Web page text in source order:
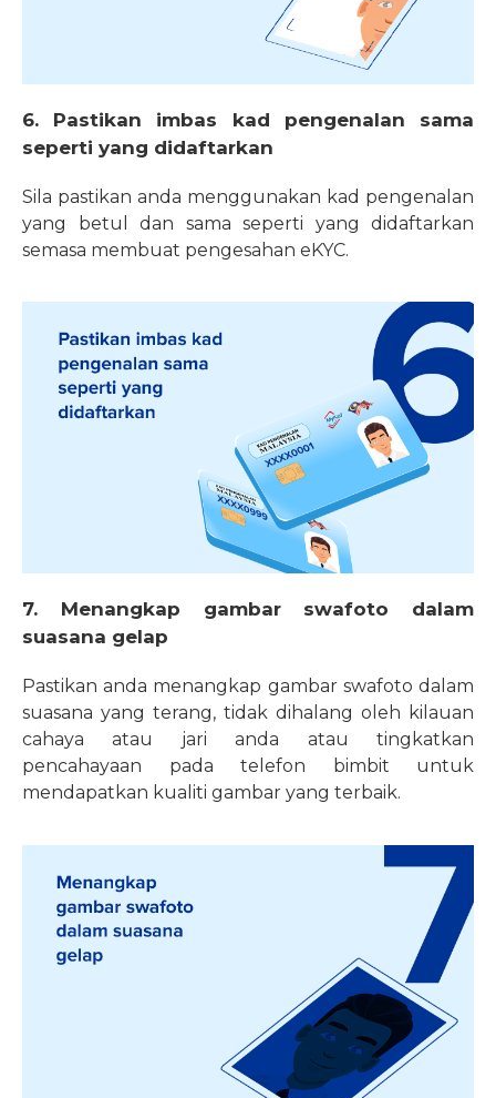
6. Pastikan imbas kad pengenalan sama
seperti yang didaftarkan
Sila pastikan anda menggunakan kad pengenalan
yang betul dan sama seperti yang didaftarkan
semasa membuat pengesahan eKYC.
7. Menangkap gambar swafoto dalam
suasana gelap
Pastikan anda menangkap gambar swafoto dalam
suasana yang terang, tidak dihalang oleh kilauan
cahaya atau jari anda atau tingkatkan
pencahayaan pada telefon bimbit untuk
mendapatkan kualiti gambar yang terbaik.